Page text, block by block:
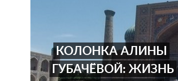
КОЛОНКА АЛИНЫ
ГУБАЧЁВОЙ: ЖИЗНЬ